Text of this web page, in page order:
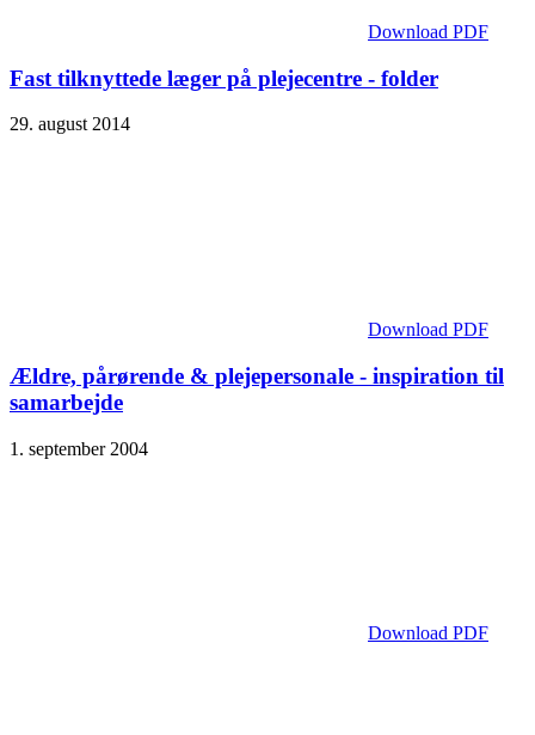
Download PDF
Fast tilknyttede læger på plejecentre - folder
29. august 2014
Download PDF
Ældre, pårørende & plejepersonale - inspiration til
samarbejde
1. september 2004
Download PDF